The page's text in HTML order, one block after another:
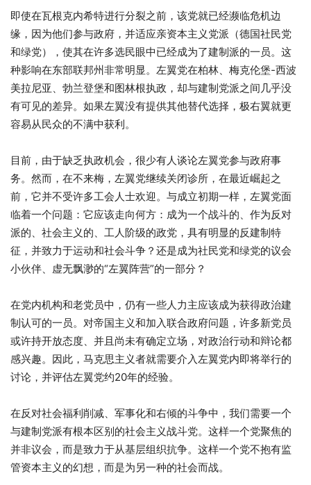
即使在瓦根克内希特进行分裂之前，该党就已经濒临危机边
缘，因为他们参与政府，并适应亲资本主义党派（德国社民党
和绿党），使其在许多选民眼中已经成为了建制派的一员。这
种影响在东部联邦州非常明显。左翼党在柏林、梅克伦堡-西波
美拉尼亚、勃兰登堡和图林根执政，却与建制党派之间几乎没
有可见的差异。如果左翼没有提供其他替代选择，极右翼就更
容易从民众的不满中获利。
目前，由于缺乏执政机会，很少有人谈论左翼党参与政府事
务。然而，在不来梅，左翼党继续关闭诊所，在最近崛起之
前，它并不受许多工会人士欢迎。与成立初期一样，左翼党面
临着一个问题：它应该走向何方：成为一个战斗的、作为反对
派的、社会主义的、工人阶级的政党，具有明显的反建制特
征，并致力于运动和社会斗争？还是成为社民党和绿党的议会
小伙伴、虚无飘渺的“左翼阵营”的一部分？
在党内机构和老党员中，仍有一些人力主应该成为获得政治建
制认可的一员。对帝国主义和加入联合政府问题，许多新党员
或许持开放态度、并且尚未有确定立场，对政治行动和辩论都
感兴趣。因此，马克思主义者就需要介入左翼党内即将举行的
讨论，并评估左翼党约20年的经验。
在反对社会福利削减、军事化和右倾的斗争中，我们需要一个
与建制党派有根本区别的社会主义战斗党。这样一个党聚焦的
并非议会，而是致力于从基层组织抗争。这样一个党不抱有监
管资本主义的幻想，而是为另一种的社会而战。